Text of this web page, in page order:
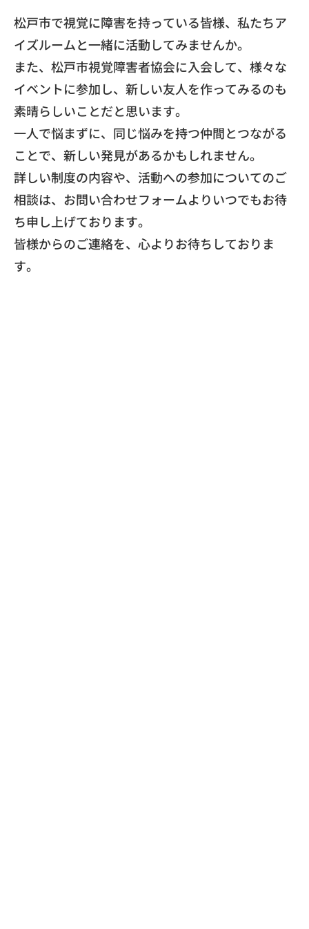
松戸市で視覚に障害を持っている皆様、 私たちア
イズルームと一緒に活動してみませんか。
また、松戸市視覚障害者協会に入会して、 様々な
イベントに参加し、 新しい友人を作ってみるのも
素晴らしいことだと思います。
一人で悩まずに、同じ悩みを持つ仲間とつながる
ことで、 新しい発見があるかもしれません。
​詳しい制度の内容や、活動への参加についてのご
相談は、 お問い合わせフォームよりいつでもお待
ち申し上げております。
皆様からのご連絡を、心よりお待ちしておりま
す。